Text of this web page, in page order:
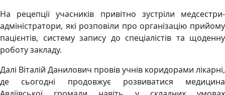
На рецепції учасників привітно зустріли медсестри-
адміністратори, які розповіли про організацію прийому
пацієнтів, систему запису до спеціалістів та щоденну
роботу закладу.
Далі Віталій Данилович провів учнів коридорами лікарні,
де сьогодні продовжує розвиватися медицина